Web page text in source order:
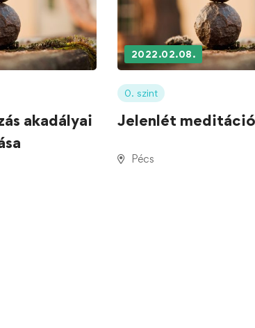
akadályai
2022.02.08.
0. szint
Jelenlét meditáció
Pécs